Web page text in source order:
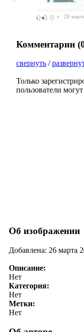
0 26
Комментарии (
свернуть /
Только
пользователи
Об изображении
Добавлена: 26 марта
Описание:
Нет
Категория:
Нет
Метки:
Нет